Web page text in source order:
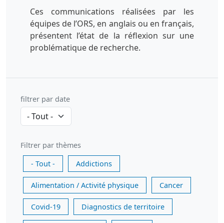
Ces communications réalisées par les
équipes de l’ORS, en anglais ou en français,
présentent l’état de la réflexion sur une
problématique de recherche.
filtrer par date
Filtrer par thèmes
- Tout -
Addictions
Alimentation / Activité physique Cancer
Covid-19 Diagnostics de territoire